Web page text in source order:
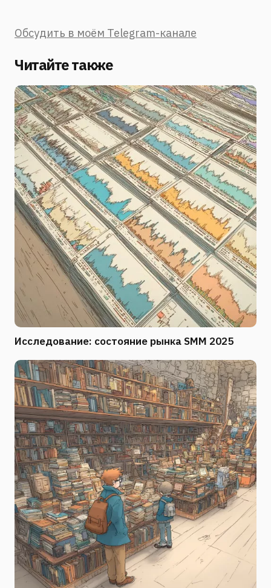
Обсудить в моём Telegram-канале
Читайте также
Исследование: состояние рынка SMM 2025